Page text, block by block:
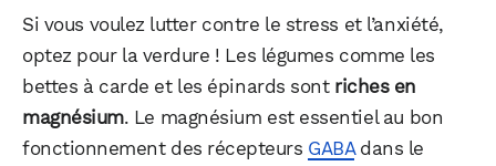
Si vous voulez lutter contre le stress et l’anxiété,
optez pour la verdure ! Les légumes comme les
bettes à carde et les épinards sont riches en
magnésium. Le magnésium est essentiel au bon
fonctionnement des récepteurs GABAdans le